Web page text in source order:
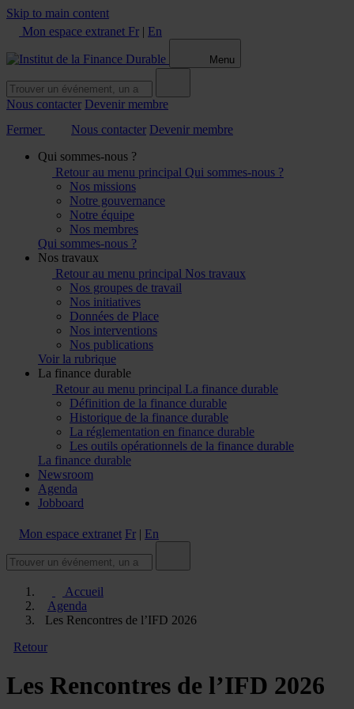
Skip to main content
Mon espace extranet Fr | En
Menu
Nous contacter Devenir membre
Fermer
Nous contacter Devenir membre
Qui sommes-nous ?
Retour au menu principal Qui sommes-nous ?
Nos missions
Notre gouvernance
Notre équipe
Nos membres
Qui sommes-nous ?
Nos travaux
Retour au menu principal Nos travaux
Nos groupes de travail
Nos initiatives
Données de Place
Nos interventions
Nos publications
Voir la rubrique
La finance durable
Retour au menu principal La finance durable
Définition de la finance durable
Historique de la finance durable
La réglementation en finance durable
Les outils opérationnels de la finance durable
La finance durable
Newsroom
Agenda
Jobboard
Mon espace extranet Fr | En
Accueil
Agenda
Les Rencontres de l’IFD 2026
Retour
Les Rencontres de l’IFD 2026